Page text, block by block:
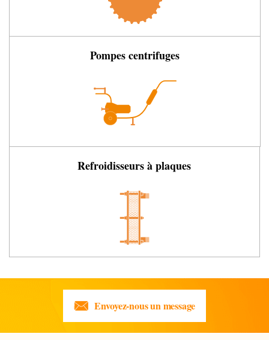
Pompes centrifuges
Refroidisseurs à plaques
Envoyez-nous un message